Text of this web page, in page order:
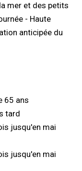
mer et des petits
- Haute
anticipée du
65 ans
tard
jusqu'en mai
jusqu'en mai